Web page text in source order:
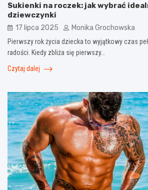
Sukienki na roczek: jak wybrać
dziewczynki
17 lipca 2025 Monika Grochowska
Pierwszy rok życia dziecka to wyjątkowy czas
radości. Kiedy zbliża się pierwszy…
Czytaj dalej